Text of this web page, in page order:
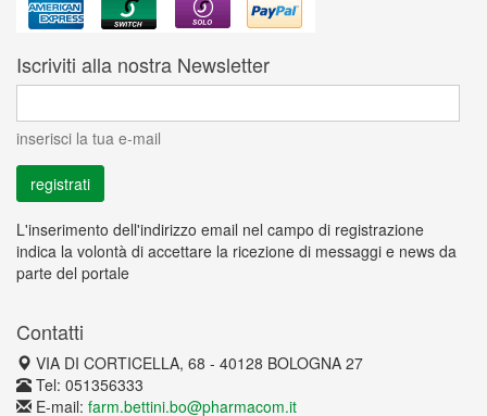
Iscriviti alla nostra Newsletter
inserisci la tua e-mail
L'inserimento dell'indirizzo email nel campo di registrazione
indica la volontà di accettare la ricezione di messaggi e news da
parte del portale
Contatti
VIA DI CORTICELLA, 68 - 40128 BOLOGNA 27
Tel: 051356333
E-mail: farm.bettini.bo@pharmacom.it